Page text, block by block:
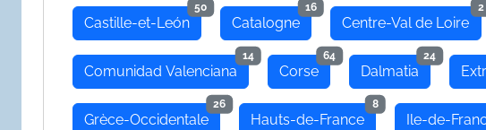
Castille-et-León
50
Catalogne
16
Centre-Val de Loire
2
Comunidad Valenciana
14
Corse
64
Dalmatia
24
Grèce-Occidentale
26
Hauts-de-France
8
Ile-de-